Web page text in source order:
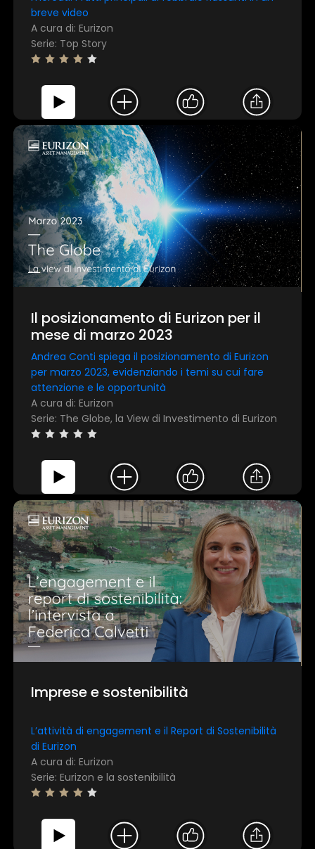
breve video
A cura di: Eurizon
Serie: Top Story
Il posizionamento di Eurizon per il
mese di marzo 2023
Andrea Conti spiega il posizionamento di Eurizon
per marzo 2023, evidenziando i temi su cui fare
attenzione e le opportunità
A cura di: Eurizon
Serie: The Globe, la View di Investimento di Eurizon
Imprese e sostenibilità
L’attività di engagement e il Report di Sostenibilità
di Eurizon
A cura di: Eurizon
Serie: Eurizon e la sostenibilità